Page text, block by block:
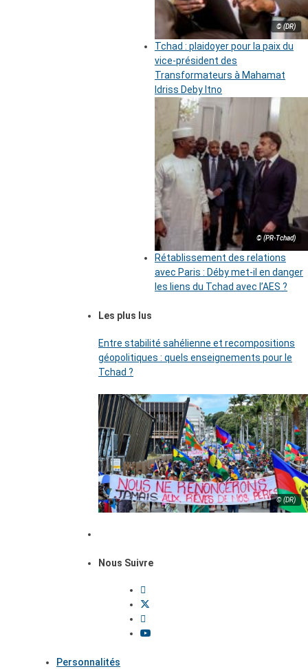
© (DR)
Tchad : plaidoyer pour la paix du
vice-président des
Transformateurs à Mahamat
Idriss Deby Itno
© (PR-Tchad)
Rétablissement des relations
avec Paris : Déby met-il en danger
les liens du Tchad avec l’AES ?
Les plus lus
Entre stabilité sahélienne et recompositions
géopolitiques : quels enseignements pour le
Tchad ?
© (DR)
Nous Suivre
Personnalités